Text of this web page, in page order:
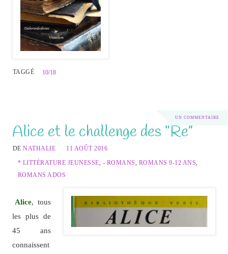
TAGGÉ 10/18
UN COMMENTAIRE
Alice et le challenge des “Re”
DENATHALIE
11 AOÛT 2016
* LITTÉRATURE JEUNESSE, - ROMANS, ROMANS 9-12 ANS,
ROMANS ADOS
Alice, tous
les plus de
45 ans
connaissent